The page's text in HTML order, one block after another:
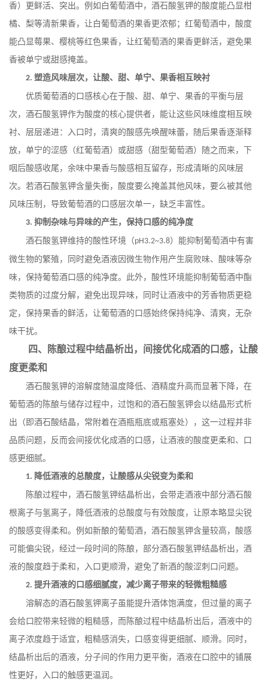
香）更鲜活、突出。例如白葡萄酒中，酒石酸氢钾的酸度能凸显柑
橘、梨等清新果香，让白葡萄酒的果香更浓郁；红葡萄酒中，酸度
能凸显莓果、樱桃等红色果香，让红葡萄酒的果香更鲜活，避免果
香被单宁或甜感掩盖。
2. 塑造风味层次，让酸、甜、单宁、果香相互映衬
优质葡萄酒的口感核心在于酸、甜、单宁、果香的平衡与层
次，酒石酸氢钾作为酸度的核心提供者，能让这些风味维度相互映
衬、层层递进：入口时，清爽的酸感先唤醒味蕾，随后果香逐渐释
放，单宁的涩感（红葡萄酒）或甜感（甜型葡萄酒）随之而来，下
咽后酸感收尾，余味中果香与酸感相互留存，形成清晰的风味层
次。若酒石酸氢钾含量失衡，酸度要么掩盖其他风味，要么被其他
风味压制，导致葡萄酒的口感层次单一，缺乏丰富性。
3. 抑制杂味与异味的产生，保持口感的纯净度
酒石酸氢钾维持的酸性环境（pH3.2~3.8）能抑制葡萄酒中有害
微生物的繁殖，同时避免酒液因微生物作用产生腐败味、酸味等杂
味，保持葡萄酒口感的纯净度。此外，酸性环境能抑制葡萄酒中酯
类物质的过度分解，避免出现异味，同时让酒液中的芳香物质更稳
定，保持果香的鲜活，让葡萄酒的口感始终保持纯净、清爽，无杂
味干扰。
四、陈酿过程中结晶析出，间接优化成酒的口感，让酸
度更柔和
酒石酸氢钾的溶解度随温度降低、酒精度升高而显著下降，在
葡萄酒的陈酿与储存过程中，过饱和的酒石酸氢钾会以结晶形式析
出（即酒石酸结晶，常附着在酒瓶瓶底或瓶塞处），这一过程并非
品质问题，反而会间接优化成酒的口感，让酒液的酸度更柔和、口
感更细腻。
1. 降低酒液的总酸度，让酸感从尖锐变为柔和
陈酿过程中，酒石酸氢钾结晶析出，会带走酒液中部分酒石酸
根离子与氢离子，降低酒液的总酸度与有效酸度，让原本略显尖锐
的酸感变得柔和。例如新酿的葡萄酒，酒石酸氢钾含量较高，酸感
可能偏尖锐，经过一段时间的陈酿，部分酒石酸氢钾结晶析出，酒
液的酸度趋于柔和，入口更顺滑，避免了新酒的酸涩刺口问题。
2. 提升酒液的口感细腻度，减少离子带来的轻微粗糙感
溶解态的酒石酸氢钾离子虽能提升酒体饱满度，但过量的离子
会给口腔带来轻微的粗糙感，而陈酿过程中结晶析出后，酒液中的
离子浓度趋于适宜，粗糙感消失，口感变得更细腻、顺滑。同时，
结晶析出后的酒液，分子间的作用力更平衡，酒液在口腔中的铺展
性更好，入口的触感更温润。